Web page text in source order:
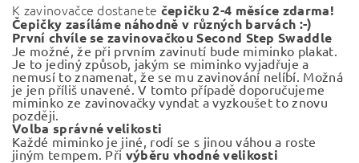
K zavinovačce dostanete čepičku 2-4 měsíce zdarma!
Čepičky zasíláme náhodně v různých barvách :-)
První chvíle se zavinovačkou Second Step Swaddle
Je možné, že při prvním zavinutí bude miminko plakat.
Je to jediný způsob, jakým se miminko vyjadřuje a
nemusí to znamenat, že se mu zavinování nelíbí. Možná
je jen příliš unavené. V tomto případě doporučujeme
miminko ze zavinovačky vyndat a vyzkoušet to znovu
později.
Volba správné velikosti
Každé miminko je jiné, rodí se s jinou váhou a roste
jiným tempem. Při výběru vhodné velikosti